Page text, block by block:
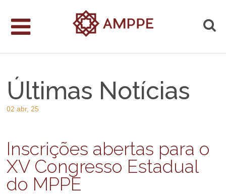
Últimas Notícias
02 abr, 25
Inscrições abertas para o
XV Congresso Estadual
do MPPE